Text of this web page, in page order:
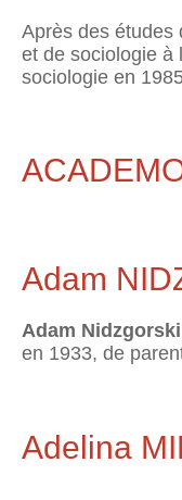
Après des études
et de sociologie à
sociologie en
Adam
Adam Nidzgorski
en 1933, de
Adelina